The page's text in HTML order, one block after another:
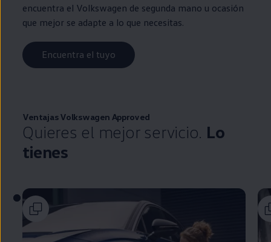
encuentra el Volkswagen de segunda mano u ocasión
que mejor se adapte a lo que necesitas.
Encuentra el tuyo
Ventajas Volkswagen Approved
Quieres el mejor servicio. Lo
tienes